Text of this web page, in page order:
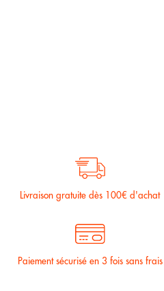
Livraison gratuite dès 100€ d'achat
Paiement sécurisé en 3 fois sans frais